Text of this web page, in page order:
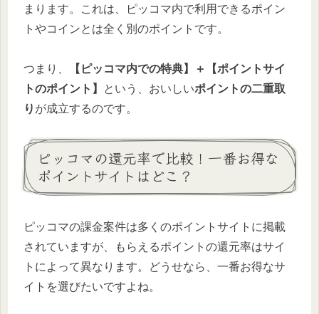
まります。これは、ピッコマ内で利用できるポイン
トやコインとは全く別のポイントです。
つまり、
【ピッコマ内での特典】＋【ポイントサイ
トのポイント】
という、おいしいポイントの二重取
り が成立するのです。
ピッコマの還元率で比較！一番お得な
ポイントサイトはどこ？
ピッコマの課金案件は多くのポイントサイトに掲載
されていますが、もらえるポイントの還元率はサイ
トによって異なります。どうせなら、一番お得なサ
イトを選びたいですよね。